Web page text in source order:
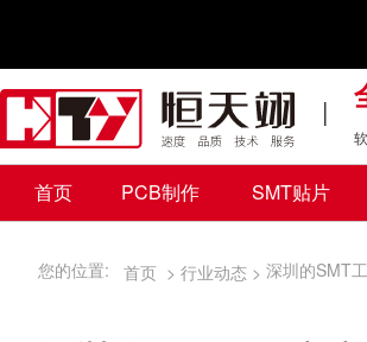
|
首页 PCB制作 SMT贴片
您的位置: 首页 > 行业动态 > 深圳的SMT